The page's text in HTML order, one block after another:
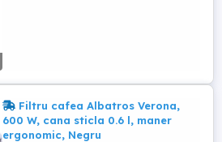
Filtru cafea Albatros Verona,
600 W, cana sticla 0.6 l, maner
ergonomic, Negru